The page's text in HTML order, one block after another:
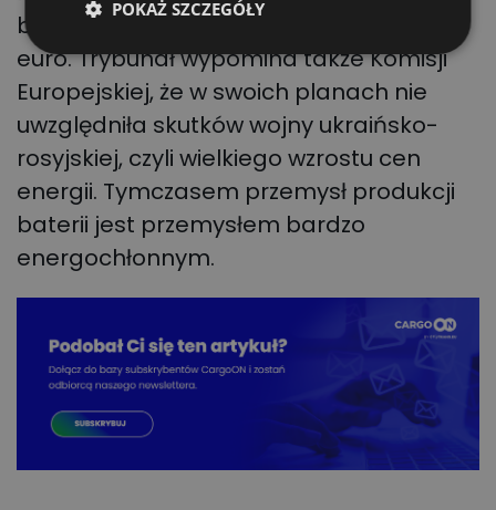
bateryjnych wynieść ma 14 miliardów
euro. Trybunał wypomina także Komisji
Europejskiej, że w swoich planach nie
uwzględniła skutków wojny ukraińsko-
rosyjskiej, czyli wielkiego wzrostu cen
energii. Tymczasem przemysł produkcji
baterii jest przemysłem bardzo
energochłonnym.
POKAŻ SZCZEGÓŁY